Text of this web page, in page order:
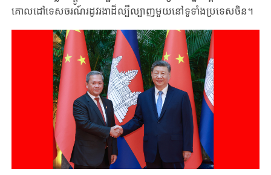
គោលដៅទេសចរណ៍រដូវរងាដ៏ល្បីល្បាញមួយនៅទូទាំងប្រទេសចិន។